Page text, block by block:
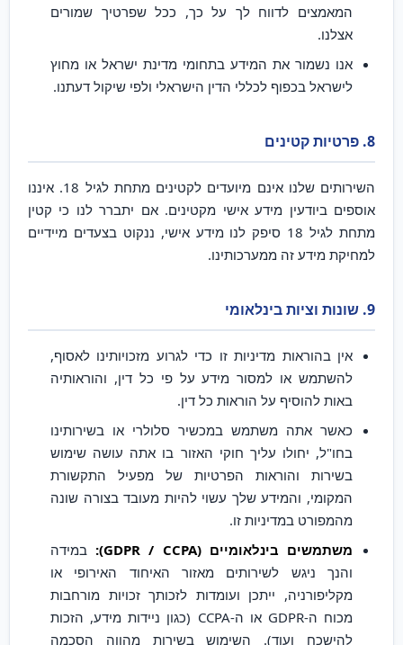
המאמצים לדווח לך על כך, ככל שפרטיך שמורים
אצלנו.
אנו נשמור את המידע בתחומי מדינת ישראל או מחוץ
לישראל בכפוף לכללי הדין הישראלי ולפי שיקול דעתנו.
8. פרטיות קטינים
השירותים שלנו אינם מיועדים לקטינים מתחת לגיל 18. איננו
אוספים ביודעין מידע אישי מקטינים. אם יתברר לנו כי קטין
מתחת לגיל 18 סיפק לנו מידע אישי, ננקוט בצעדים מיידיים
למחיקת מידע זה ממערכותינו.
9. שונות וציות בינלאומי
אין בהוראות מדיניות זו כדי לגרוע מזכויותינו לאסוף,
להשתמש או למסור מידע על פי כל דין, והוראותיה
באות להוסיף על הוראות כל דין.
כאשר אתה משתמש במכשיר סלולרי או בשירותינו
בחו"ל, יחולו עליך חוקי האזור בו אתה עושה שימוש
בשירות והוראות הפרטיות של מפעיל התקשורת
המקומי, והמידע שלך עשוי להיות מעובד בצורה שונה
מהמפורט במדיניות זו.
משתמשים בינלאומיים (GDPR / CCPA):
במידה
והנך ניגש לשירותים מאזור האיחוד האירופי או
מקליפורניה, ייתכן ועומדות לזכותך זכויות מורחבות
מכוח ה-GDPR או ה-CCPA (כגון ניידות מידע, הזכות
להישכח ועוד). השימוש בשירות מהווה הסכמה